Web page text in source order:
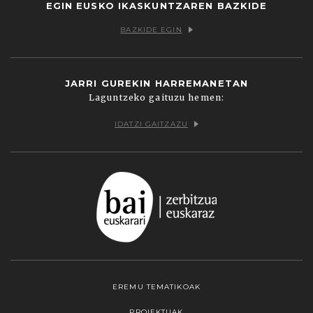
EGIN EUSKO IKASKUNTZAREN BAZKIDE
BAZKIDE EGIN
JARRI GUREKIN HARREMANETAN
Laguntzeko gaituzu hemen:
IDATZI GAITZAZU
EREMU TEMATIKOAK